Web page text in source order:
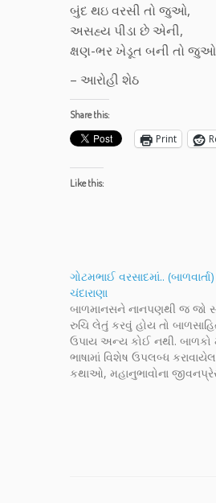
બુંદ થઇ વરસી તો જુઓ,
અસહ્ય પીડા છે એની,
ક્ષણ-ભર ખેડૂત બની તો
– આરોહી શેઠ
Share this:
Print
Like this:
ગોટમભાઈ વરસાદમાં.. (બાળવાર્તા)
ચંદારાણા
બાળમાનસને નાનપણથી જ જો
રુચિ લેતું કરવું હોય તો
ઉપાય અન્ય કોઈ નથી. બાળકો
ભાષામાં વિશેષ ઉપલબ્ધ
કથાઓ, મહાનુભાવોના